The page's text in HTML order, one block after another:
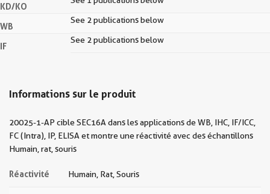
KD/KO
WB
See 2 publications below
IF
See 2 publications below
Informations sur le produit
20025-1-AP cible SEC16A dans les applications de WB, IHC, IF/ICC,
FC (Intra), IP, ELISA et montre une réactivité avec des échantillons
Humain, rat, souris
Réactivité Humain, Rat, Souris